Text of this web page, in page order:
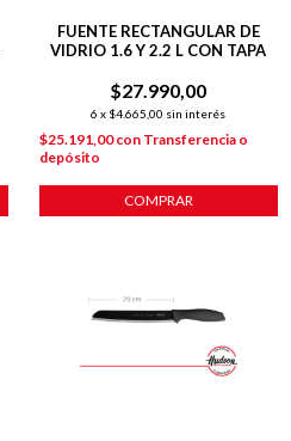
FUENTE RECTANGULAR DE
VIDRIO 1.6 Y 2.2 L CON TAPA
$27.990,00
6 x $4.665,00 sin interés
$25.191,00con Transferencia o
depósito
COMPRAR